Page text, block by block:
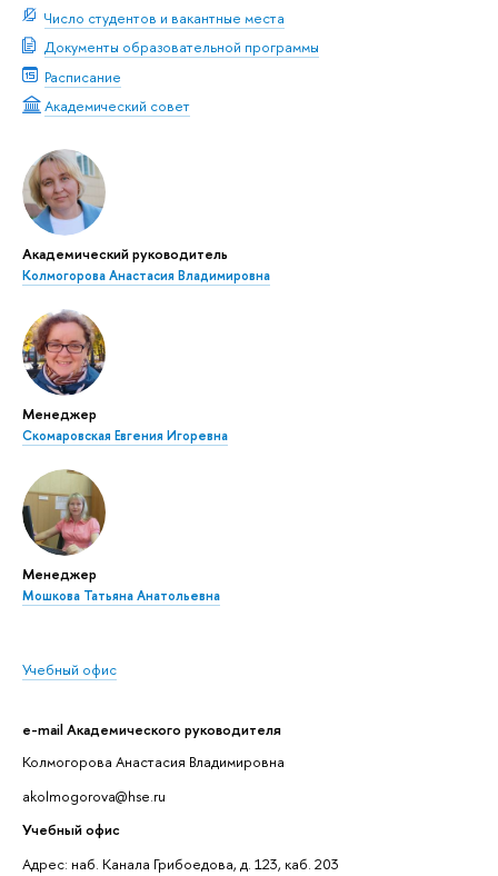
Число студентов и вакантные места
Документы образовательной программы
Расписание
Академический совет
Академический руководитель
Колмогорова Анастасия Владимировна
Менеджер
Скомаровская Евгения Игоревна
Менеджер
Мошкова Татьяна Анатольевна
Учебный офис
e-mail Академического руководителя
Колмогорова Анастасия Владимировна
akolmogorova@hse.ru
Учебный офис
Адрес: наб. Канала Грибоедова, д. 123, каб. 203